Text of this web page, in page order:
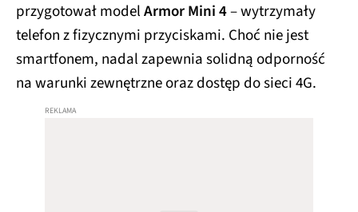
przygotował modelArmor Mini 4– wytrzymały
telefon z fizycznymi przyciskami. Choć nie jest
smartfonem, nadal zapewnia solidną odporność
na warunki zewnętrzne oraz dostęp do sieci 4G.